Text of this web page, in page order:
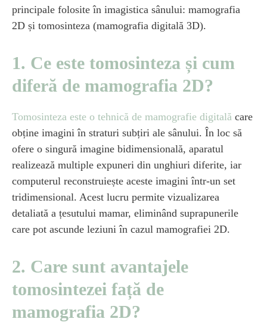
principale folosite în imagistica sânului: mamografia
2D și tomosinteza (mamografia digitală 3D).
1. Ce este tomosinteza și cum
diferă de mamografia 2D?
Tomosinteza este o tehnică de mamografie digitală care
obține imagini în straturi subțiri ale sânului. În loc să
ofere o singură imagine bidimensională, aparatul
realizează multiple expuneri din unghiuri diferite, iar
computerul reconstruiește aceste imagini într-un set
tridimensional. Acest lucru permite vizualizarea
detaliată a țesutului mamar, eliminând suprapunerile
care pot ascunde leziuni în cazul mamografiei 2D.
2. Care sunt avantajele
tomosintezei față de
mamografia 2D?